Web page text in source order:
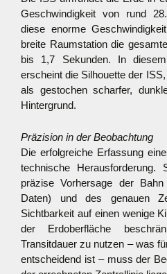
Geschwindigkeit von rund
diese enorme
breite Raumstation die
bis 1,7 Sekunden. In
erscheint die Silhouette der
als gestochen scharfer,
Hintergrund.
Präzision in der Beobachtung
Die erfolgreiche Erfassung
technische
präzise Vorhersage der
Daten) und des genauen
Sichtbarkeit auf einen wenige
der Erdoberfläche
Transitdauer zu nutzen – was
entscheidend ist – muss der